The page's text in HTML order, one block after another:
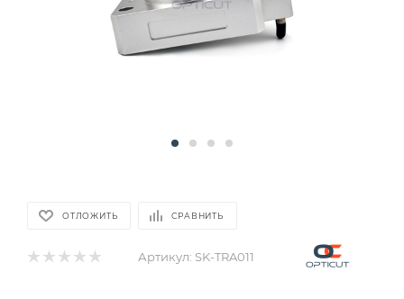
ОТЛОЖИТЬ СРАВНИТЬ
Артикул: SK-TRA011